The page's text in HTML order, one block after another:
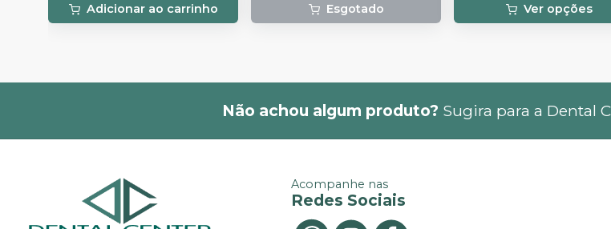
Adicionar ao carrinho Esgotado Ver opções
Não achou algum produto? Sugira para a Dental
Acompanhe nas
Redes Sociais